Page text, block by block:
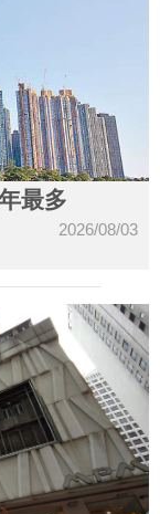
最多
2026/08/03